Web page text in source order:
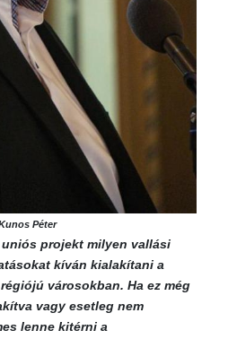
Péter
projekt milyen vallási
kíván kialakítani a
városokban. Ha ez még
vagy esetleg nem
lenne kitérni a